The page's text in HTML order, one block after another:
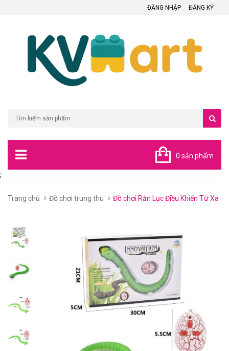
ĐĂNG NHẬP ĐĂNG KÝ
0 sản phẩm
;
Trang chủ Đồ chơi trung thu Đồ chơi Rắn Lục Điều Khiển Từ Xa